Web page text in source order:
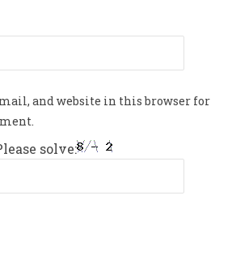
and website in this browser for
solve: